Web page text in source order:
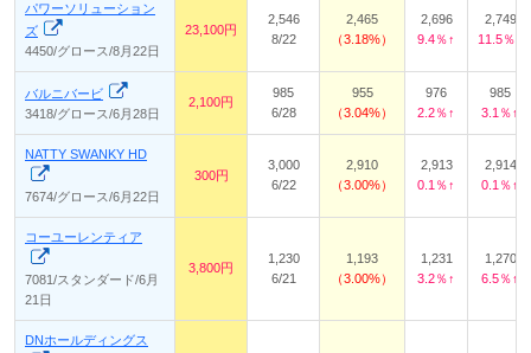
パワーソリューション
ズ
4450/グロース/8月22日
23,100円
2,546
8/22
2,465
3.18%
2,696
9.4％↑
2,749
11.5％↑
バルニバービ
3418/グロース/6月28日
2,100円
985
6/28
955
3.04%
976
2.2％↑
985
3.1％↑
NATTY SWANKY HD
7674/グロース/6月22日
300円
3,000
6/22
2,910
3.00%
2,913
0.1％↑
2,914
0.1％↑
コーユーレンティア
7081/スタンダード/6月
21日
3,800円
1,230
6/21
1,193
3.00%
1,231
3.2％↑
1,270
6.5％↑
DNホールディングス